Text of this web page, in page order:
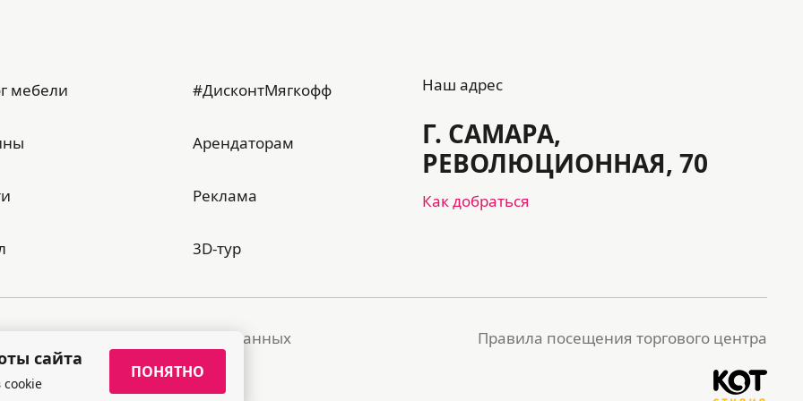
мебели #ДисконтМягкофф
Арендаторам
Реклама
3D-тур
Наш адрес
Г. САМАРА,
РЕВОЛЮЦИОННАЯ, 70
Как добраться
обработки персональных данных Правила посещения торгового центра
сайта
cookie
ПОНЯТНО